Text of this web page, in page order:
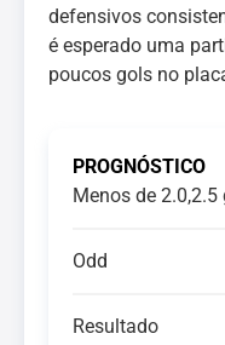
defensivos
é esperado uma
poucos gols no
PROGNÓSTICO
Menos de 2.0,2.5
Odd
Resultado